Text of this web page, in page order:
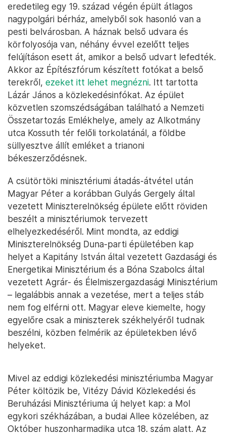
eredetileg egy 19. század végén épült átlagos
nagypolgári bérház, amelyből sok hasonló van a
pesti belvárosban. A háznak belső udvara és
körfolyosója van, néhány évvel ezelőtt teljes
felújításon esett át, amikor a belső udvart lefedték.
Akkor az Építészfórum készített fotókat a belső
terekről, ezeket itt lehet megnézni. Itt tartotta
Lázár János a közlekedésinfókat. Az épület
közvetlen szomszédságában található a Nemzeti
Összetartozás Emlékhelye, amely az Alkotmány
utca Kossuth tér felőli torkolatánál, a földbe
süllyesztve állít emléket a trianoni
békeszerződésnek.
A csütörtöki minisztériumi átadás-átvétel után
Magyar Péter a korábban Gulyás Gergely által
vezetett Miniszterelnökség épülete előtt röviden
beszélt a minisztériumok tervezett
elhelyezkedéséről. Mint mondta, az eddigi
Miniszterelnökség Duna-parti épületében kap
helyet a Kapitány István által vezetett Gazdasági és
Energetikai Minisztérium és a Bóna Szabolcs által
vezetett Agrár- és Élelmiszergazdasági Minisztérium
– legalábbis annak a vezetése, mert a teljes stáb
nem fog elférni ott. Magyar eleve kiemelte, hogy
egyelőre csak a miniszterek székhelyéről tudnak
beszélni, közben felmérik az épületekben lévő
helyeket.
Mivel az eddigi közlekedési minisztériumba Magyar
Péter költözik be, Vitézy Dávid Közlekedési és
Beruházási Minisztériuma új helyet kap: a Mol
egykori székházában, a budai Allee közelében, az
Október huszonharmadika utca 18. szám alatt. Az